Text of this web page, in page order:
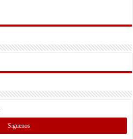
Siguenos